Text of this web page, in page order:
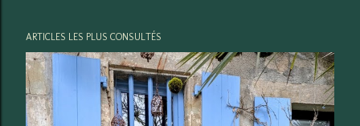
ARTICLES LES PLUS CONSULTÉS